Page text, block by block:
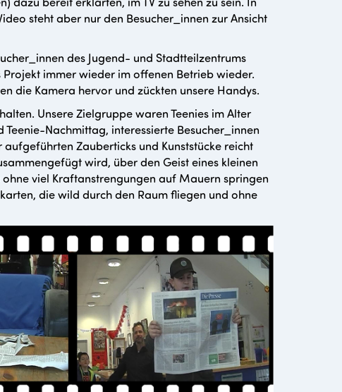
steht aber nur den Besucher_innen zur Ansicht
des Jugend- und Stadtteilzentrums
immer wieder im offenen Betrieb wieder.
die Kamera hervor und zückten unsere Handys.
Unsere Zielgruppe waren Teenies im Alter
Nachmittag, interessierte Besucher_innen
Zauberticks und Kunststücke reicht
wird, über den Geist eines kleinen
viel Kraftanstrengungen auf Mauern springen
die wild durch den Raum fliegen und ohne